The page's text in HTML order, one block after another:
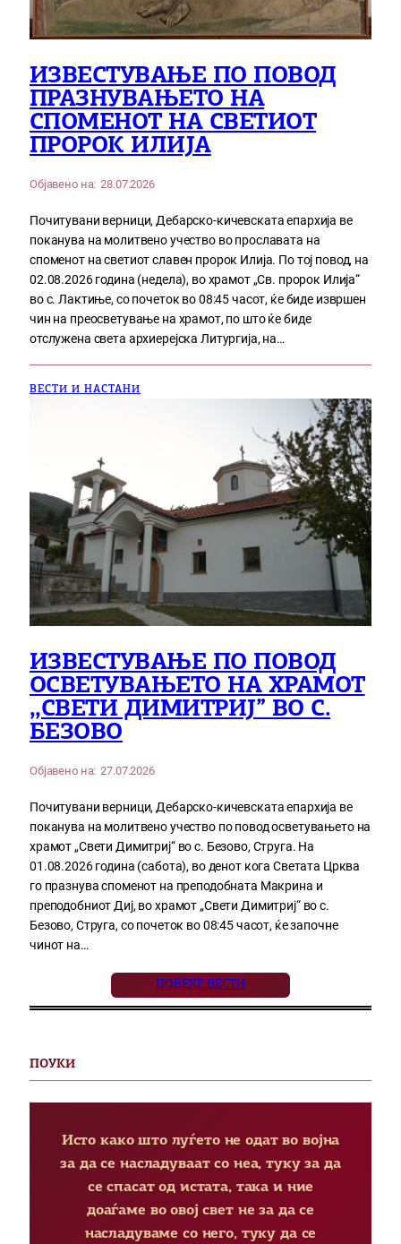
ИЗВЕСТУВАЊЕ ПО ПОВОД
ПРАЗНУВАЊЕТО НА
СПОМЕНОТ НА СВЕТИОТ
ПРОРОК ИЛИЈА
Објавено на: 28.07.2026
Почитувани верници, Дебарско-кичевската епархија ве
поканува на молитвено учество во прославата на
споменот на светиот славен пророк Илија. По тој повод, на
02.08.2026 година (недела), во храмот „Св. пророк Илија“
во с. Лактиње, со почеток во 08:45 часот, ќе биде извршен
чин на преосветување на храмот, по што ќе биде
отслужена света архиерејска Литургија, на…
ВЕСТИ И НАСТАНИ
ИЗВЕСТУВАЊЕ ПО ПОВОД
ОСВЕТУВАЊЕТО НА ХРАМОТ
,,СВЕТИ ДИМИТРИЈ” ВО С.
БЕЗОВО
Објавено на: 27.07.2026
Почитувани верници, Дебарско-кичевската епархија ве
поканува на молитвено учество по повод осветувањето на
храмот „Свети Димитриј“ во с. Безово, Струга. На
01.08.2026 година (сабота), во денот кога Светата Црква
го празнува споменот на преподобната Макрина и
преподобниот Диј, во храмот „Свети Димитриј“ во с.
Безово, Струга, со почеток во 08:45 часот, ќе започне
чинот на…
ПОВЕЌЕ ВЕСТИ
ПОУКИ
Исто како што луѓето не одат во војна
за да се насладуваат со неа, туку за да
се спасат од истата, така и ние
доаѓаме во овој свет не за да се
насладуваме со него, туку да се